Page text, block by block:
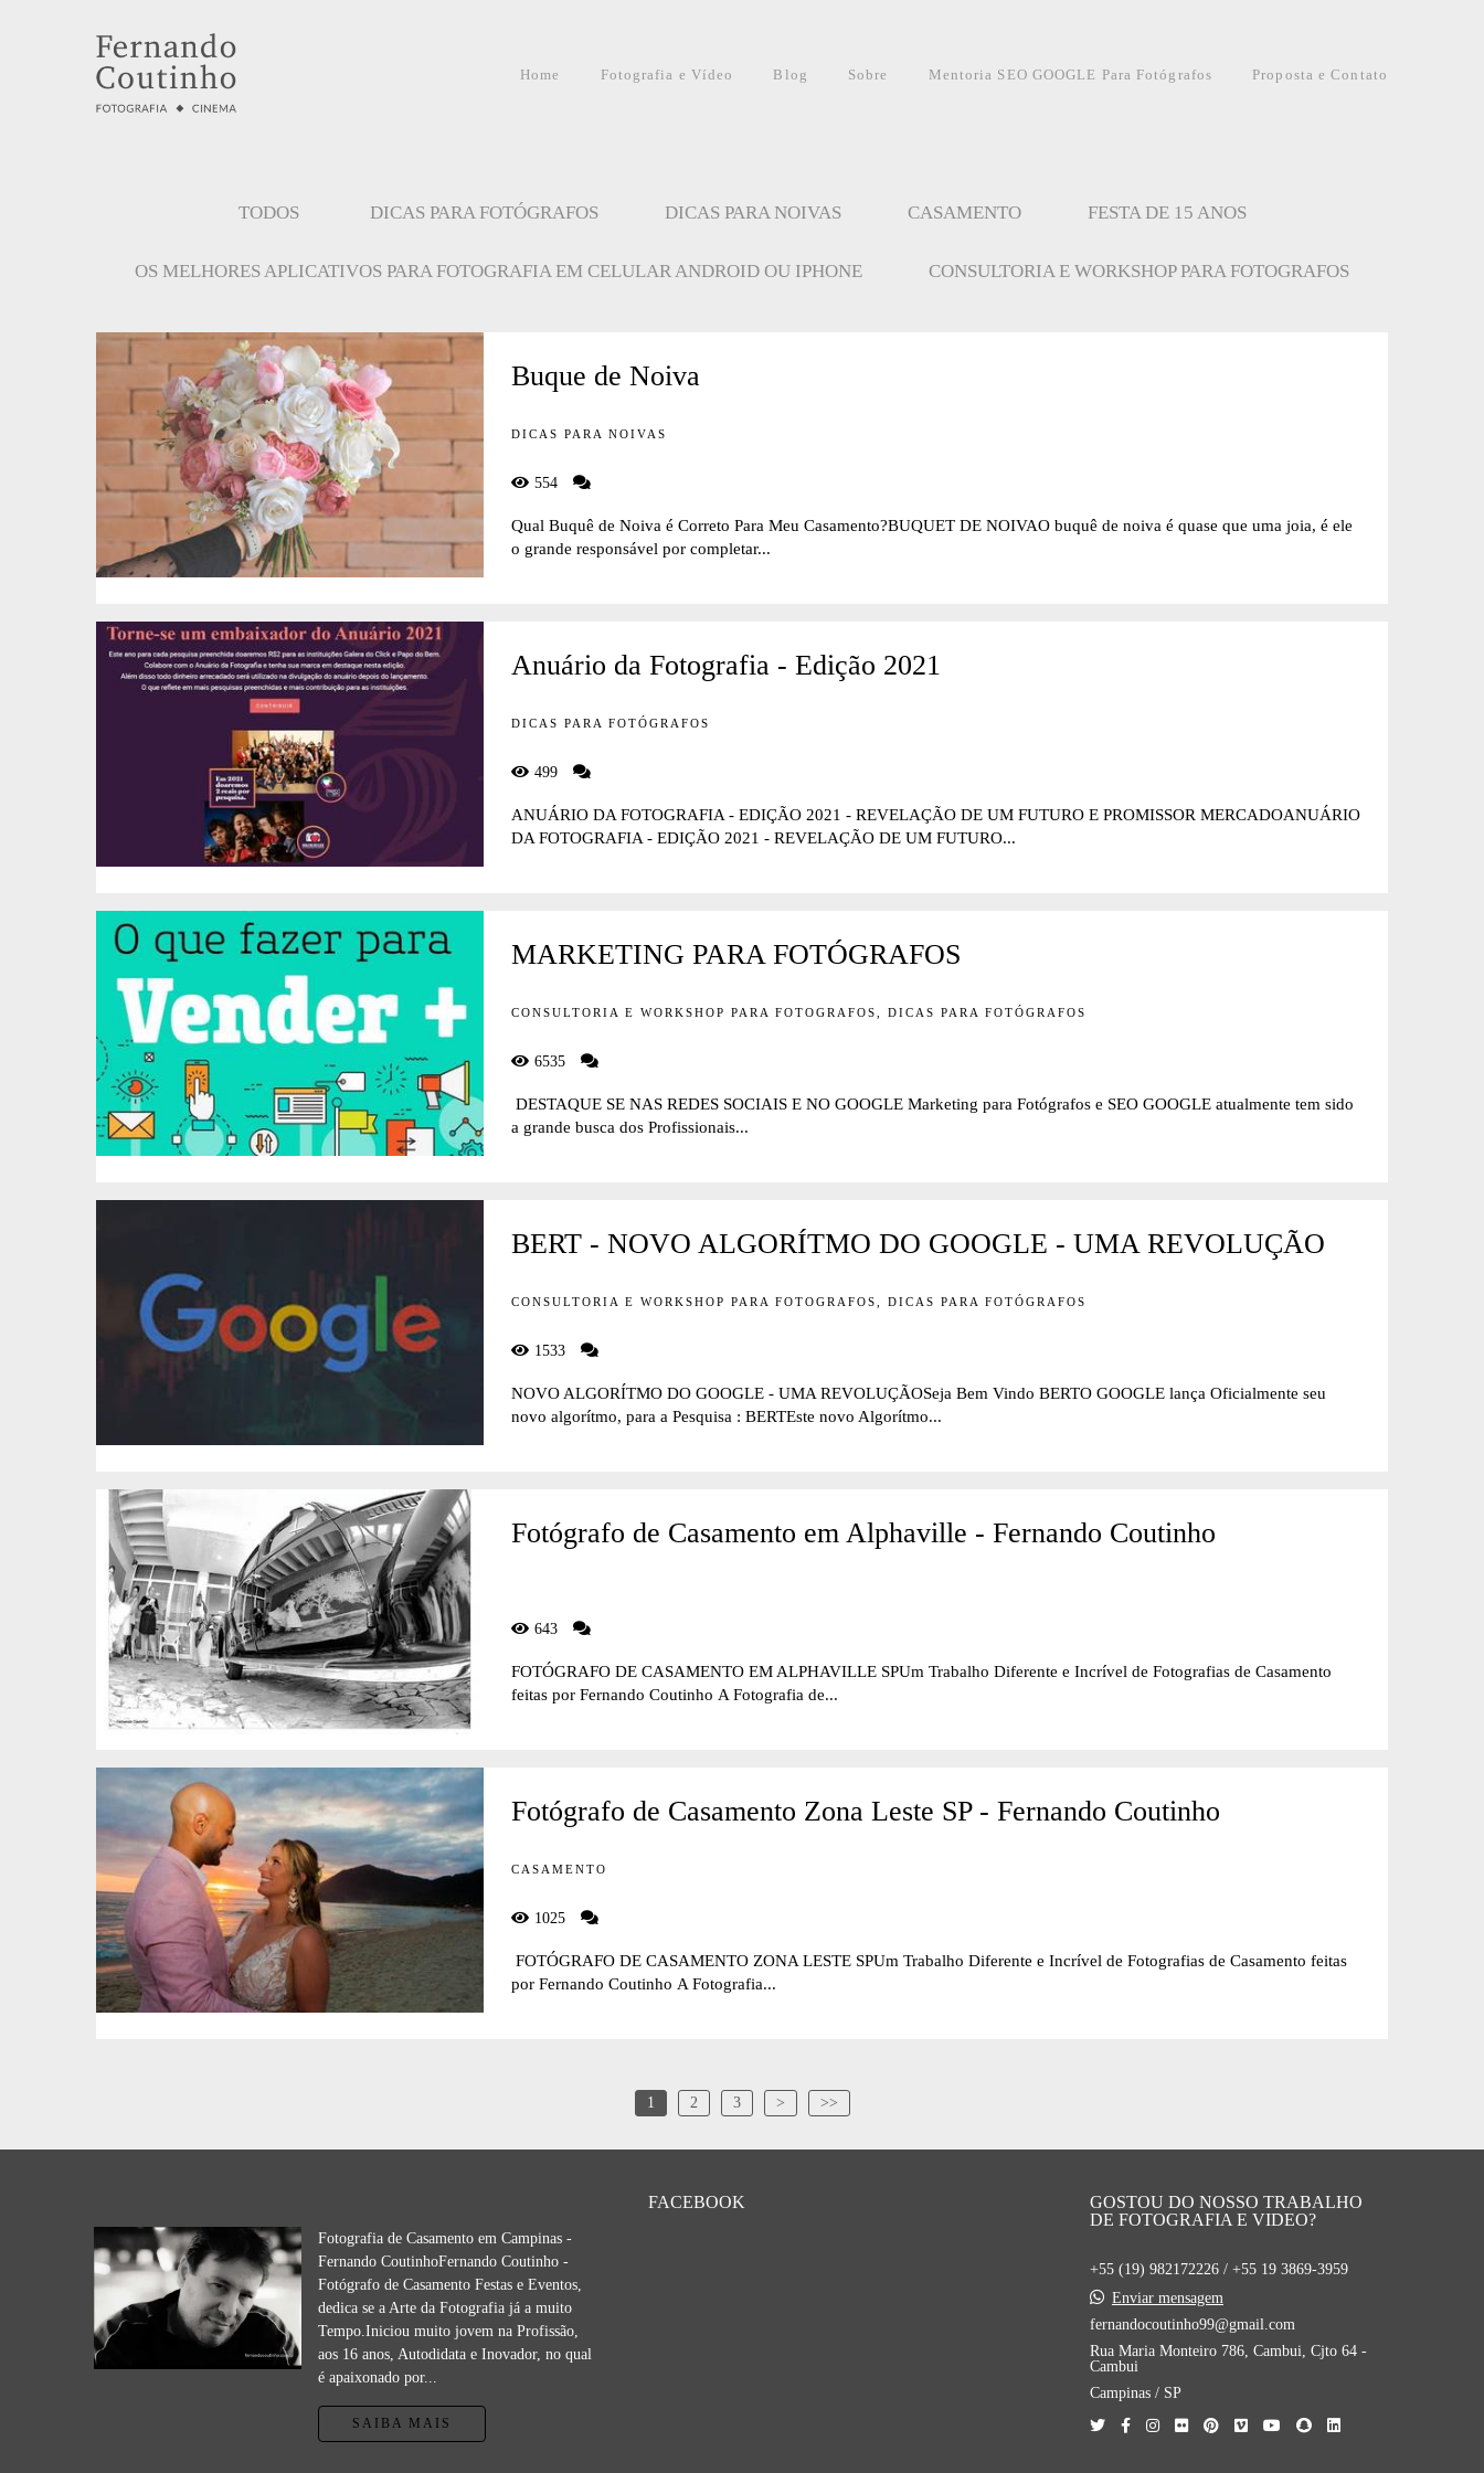
Home Fotografia e Vídeo Blog Sobre Mentoria SEO GOOGLE Para Fotógrafos Proposta e Contato
TODOS DICAS PARA FOTÓGRAFOS DICAS PARA NOIVAS CASAMENTO FESTA DE 15 ANOS
OS MELHORES APLICATIVOS PARA FOTOGRAFIA EM CELULAR ANDROID OU IPHONE CONSULTORIA E WORKSHOP PARA FOTOGRAFOS
Buque de Noiva
DICAS PARA NOIVAS
554
Qual Buquê de Noiva é Correto Para Meu Casamento?BUQUET DE NOIVAO buquê de noiva é quase que uma joia, é ele
o grande responsável por completar...
Anuário da Fotografia - Edição 2021
DICAS PARA FOTÓGRAFOS
499
ANUÁRIO DA FOTOGRAFIA - EDIÇÃO 2021 - REVELAÇÃO DE UM FUTURO E PROMISSOR MERCADOANUÁRIO
DA FOTOGRAFIA - EDIÇÃO 2021 - REVELAÇÃO DE UM FUTURO...
MARKETING PARA FOTÓGRAFOS
CONSULTORIA E WORKSHOP PARA FOTOGRAFOS, DICAS PARA FOTÓGRAFOS
6535
DESTAQUE SE NAS REDES SOCIAIS E NO GOOGLE Marketing para Fotógrafos e SEO GOOGLE atualmente tem sido
a grande busca dos Profissionais...
BERT - NOVO ALGORÍTMO DO GOOGLE - UMA REVOLUÇÃO
CONSULTORIA E WORKSHOP PARA FOTOGRAFOS, DICAS PARA FOTÓGRAFOS
1533
NOVO ALGORÍTMO DO GOOGLE - UMA REVOLUÇÃOSeja Bem Vindo BERTO GOOGLE lança Oficialmente seu
novo algorítmo, para a Pesquisa : BERTEste novo Algorítmo...
Fotógrafo de Casamento em Alphaville - Fernando Coutinho
643
FOTÓGRAFO DE CASAMENTO EM ALPHAVILLE SPUm Trabalho Diferente e Incrível de Fotografias de Casamento
feitas por Fernando Coutinho A Fotografia de...
Fotógrafo de Casamento Zona Leste SP - Fernando Coutinho
CASAMENTO
1025
FOTÓGRAFO DE CASAMENTO ZONA LESTE SPUm Trabalho Diferente e Incrível de Fotografias de Casamento feitas
por Fernando Coutinho A Fotografia...
1 2 3 > >>
Fotografia de Casamento em Campinas -
Fernando CoutinhoFernando Coutinho -
Fotógrafo de Casamento Festas e Eventos,
dedica se a Arte da Fotografia já a muito
Tempo.Iniciou muito jovem na Profissão,
aos 16 anos, Autodidata e Inovador, no qual
é apaixonado por...
SAIBA MAIS
FACEBOOK
GOSTOU DO NOSSO TRABALHO
DE FOTOGRAFIA E VIDEO?
+55 (19) 982172226 / +55 19 3869-3959
Enviar mensagem
fernandocoutinho99@gmail.com
Rua Maria Monteiro 786, Cambui, Cjto 64 -
Cambui
Campinas / SP